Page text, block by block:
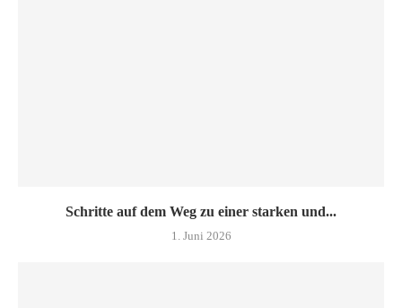
Schritte auf dem Weg zu einer starken und...
1. Juni 2026